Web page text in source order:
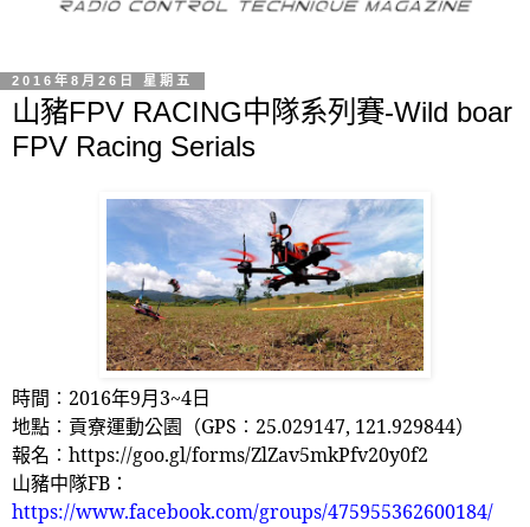
2016年8月26日 星期五
山豬FPV RACING中隊系列賽-Wild boar
FPV Racing Serials
時間︰ 2016年9月3~4日
地點︰貢寮運動公園（GPS ︰ 25.029147, 121.929844）
報名︰ https://goo.gl/forms/ZlZav5mkPfv20y0f2
山豬中隊FB ：
https://www.facebook.com/groups/475955362600184/